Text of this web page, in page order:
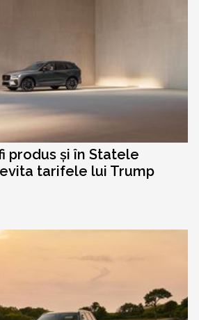
produs și în Statele
tarifele lui Trump